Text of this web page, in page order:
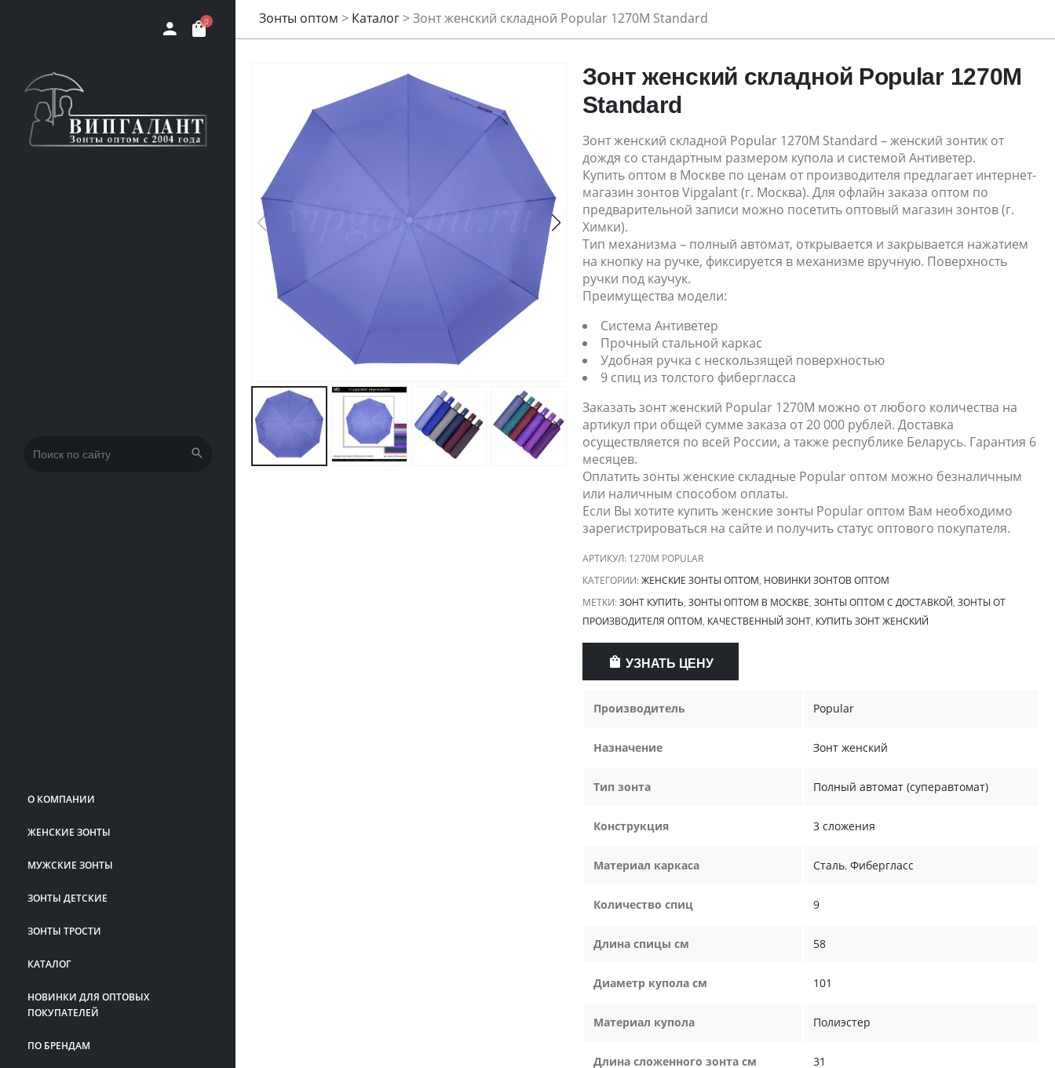
0
Искать:
О КОМПАНИИ
ЖЕНСКИЕ ЗОНТЫ
МУЖСКИЕ ЗОНТЫ
ЗОНТЫ ДЕТСКИЕ
ЗОНТЫ ТРОСТИ
КАТАЛОГ
НОВИНКИ ДЛЯ ОПТОВЫХ
ПОКУПАТЕЛЕЙ
ПО БРЕНДАМ
Зонты оптом > Каталог>Зонт женский складной Popular 1270M Standard
Зонт женский складной Popular 1270M
Standard
Зонт женский складной Popular 1270M Standard – женский зонтик от
дождя со стандартным размером купола и системой Антиветер.
Купить оптом в Москве по ценам от производителя предлагает интернет-
магазин зонтов Vipgalant (г. Москва). Для офлайн заказа оптом по
предварительной записи можно посетить оптовый магазин зонтов (г.
Химки).
Тип механизма – полный автомат, открывается и закрывается нажатием
на кнопку на ручке, фиксируется в механизме вручную. Поверхность
ручки под каучук.
Преимущества модели:
Система Антиветер
Прочный стальной каркас
Удобная ручка с нескользящей поверхностью
9 спиц из толстого фибергласса
Заказать зонт женский Popular 1270M можно от любого количества на
артикул при общей сумме заказа от 20 000 рублей. Доставка
осуществляется по всей России, а также республике Беларусь. Гарантия 6
месяцев.
Оплатить зонты женские складные Popular оптом можно безналичным
или наличным способом оплаты.
Если Вы хотите купить женские зонты Popular оптом Вам необходимо
зарегистрироваться на сайте и получить статус оптового покупателя.
АРТИКУЛ: 1270M POPULAR
КАТЕГОРИИ:ЖЕНСКИЕ ЗОНТЫ ОПТОМ, НОВИНКИ ЗОНТОВ ОПТОМ
МЕТКИ:ЗОНТ КУПИТЬ, ЗОНТЫ ОПТОМ В МОСКВЕ, ЗОНТЫ ОПТОМ С ДОСТАВКОЙ, ЗОНТЫ ОТ
ПРОИЗВОДИТЕЛЯ ОПТОМ, КАЧЕСТВЕННЫЙ ЗОНТ, КУПИТЬ ЗОНТ ЖЕНСКИЙ
УЗНАТЬ ЦЕНУ
Производитель Popular
Назначение Зонт женский
Тип зонта Полный автомат (суперавтомат)
Конструкция 3 сложения
Материал каркаса Сталь, Фибергласс
Количество спиц 9
Длина спицы см 58
Диаметр купола см 101
Материал купола Полиэстер
Длина сложенного зонта см 31